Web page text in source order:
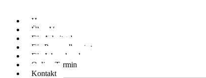
Home
Über Uns
Für Arbeitgeber
Für Personalberater
Für Jobsuchende
Online-Termin
Kontakt